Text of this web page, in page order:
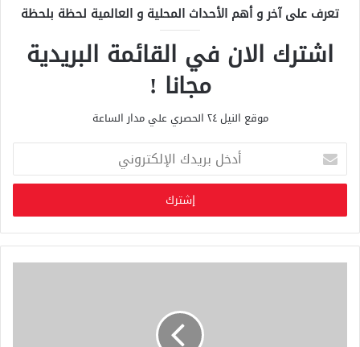
تعرف على آخر و أهم الأحداث المحلية و العالمية لحظة بلحظة
اشترك الان في القائمة البريدية
مجانا !
موقع النيل ٢٤ الحصري علي مدار الساعة
خ
ب
ر
ي